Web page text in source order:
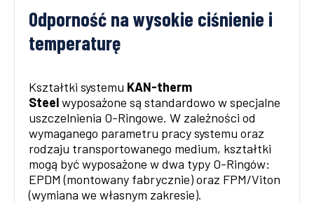
Odporność na wysokie ciśnienie i
temperaturę
Kształtki systemu KAN-therm
Steelwyposażone są standardowo w specjalne
uszczelnienia O-Ringowe. W zależności od
wymaganego parametru pracy systemu oraz
rodzaju transportowanego medium, kształtki
mogą być wyposażone w dwa typy O-Ringów:
EPDM (montowany fabrycznie) oraz FPM/Viton
(wymiana we własnym zakresie).